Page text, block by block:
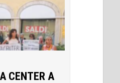
CENTER A